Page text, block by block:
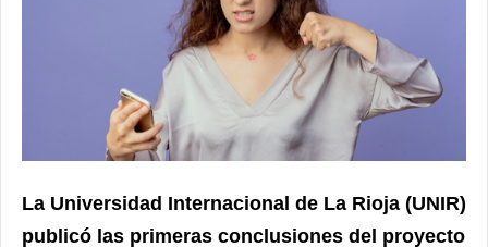
La Universidad Internacional de La Rioja (UNIR)
publicó las primeras conclusiones del proyecto